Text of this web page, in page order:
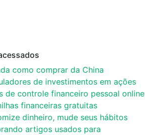
como comprar da China
de investimentos em ações
de controle financeiro pessoal online
financeiras gratuitas
dinheiro, mude seus hábitos
artigos usados para